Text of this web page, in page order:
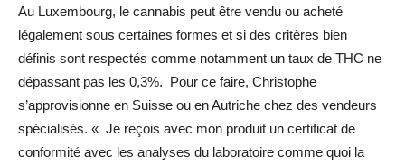
Au Luxembourg, le cannabis peut être vendu ou acheté
légalement sous certaines formes et si des critères bien
définis sont respectés comme notamment un taux de THC ne
dépassant pas les 0,3%. Pour ce faire, Christophe
s’approvisionne en Suisse ou en Autriche chez des vendeurs
spécialisés. « Je reçois avec mon produit un certificat de
conformité avec les analyses du laboratoire comme quoi la